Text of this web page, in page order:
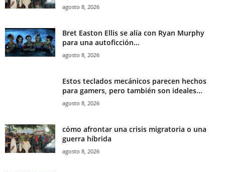
agosto 8, 2026
Bret Easton Ellis se alía con Ryan Murphy
para una autoficción...
agosto 8, 2026
Estos teclados mecánicos parecen hechos
para gamers, pero también son ideales...
agosto 8, 2026
cómo afrontar una crisis migratoria o una
guerra híbrida
agosto 8, 2026